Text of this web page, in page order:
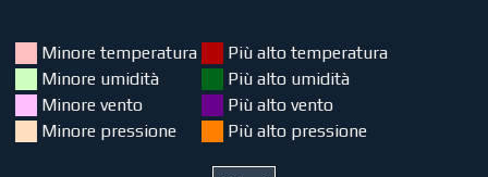
Minore temperatura
Più alto temperatura
Minore umidità
Più alto umidità
Minore vento
Più alto vento
Minore pressione
Più alto pressione